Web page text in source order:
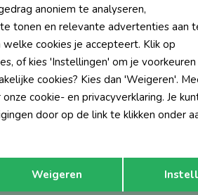
korting
Vingino
Nebio Gilet 012 Gravel Sand
24,99 49,99
Opslaan
anoniem te analyseren,
tonen en relevante advertenties aan
cookies je accepteert. Klik op
of kies 'Instellingen' om je
cookies? Kies dan 'Weigeren'.
cookie- en privacyverklaring. Je
door op de link te klikken onder
Weigeren